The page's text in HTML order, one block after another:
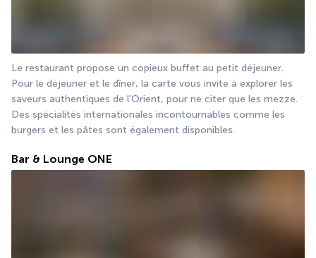
Le restaurant propose un copieux buffet au petit déjeuner.
Pour le déjeuner et le dîner, la carte vous invite à explorer les
saveurs authentiques de l'Orient, pour ne citer que les mezze.
Des spécialités internationales incontournables comme les
burgers et les pâtes sont également disponibles.
Bar & Lounge ONE